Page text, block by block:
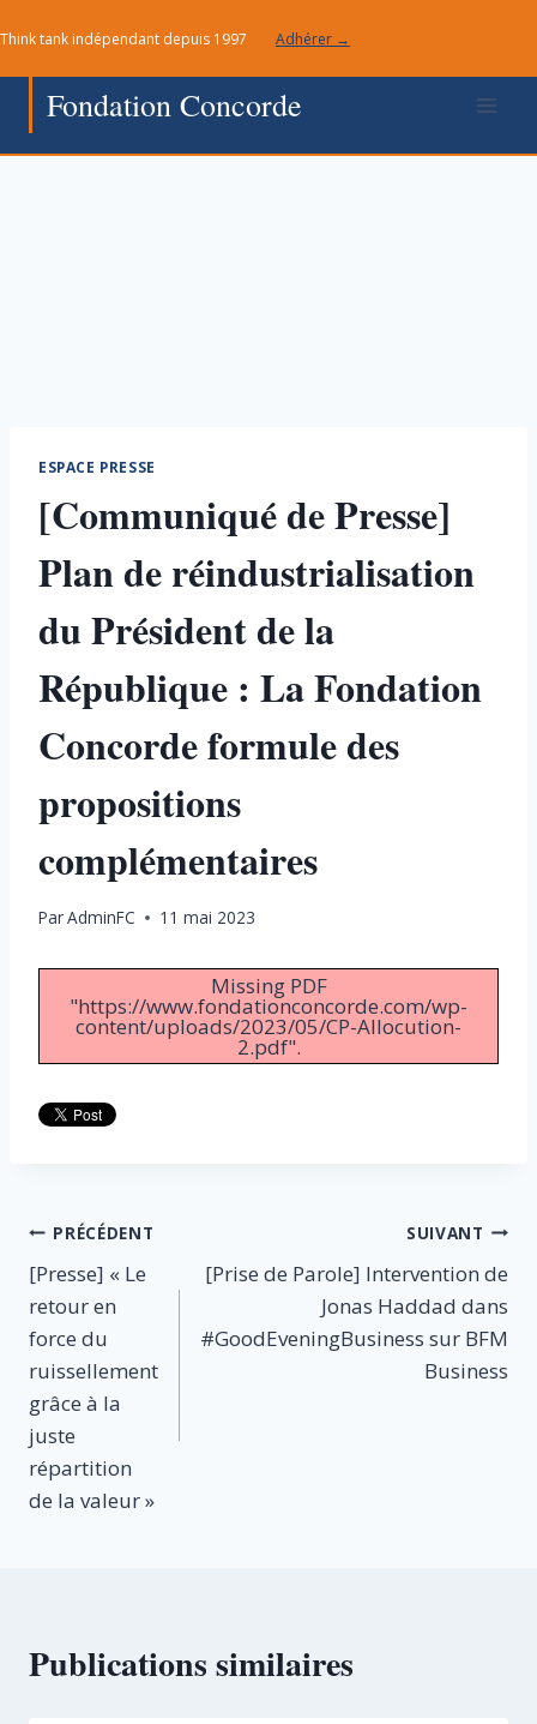
au
contenu
Think tank indépendant depuis 1997 Adhérer →
Fondation Concorde
ESPACE PRESSE
[Communiqué de Presse]
Plan de réindustrialisation
du Président de la
République : La Fondation
Concorde formule des
propositions
complémentaires
ParAdminFC 11 mai 2023
Missing PDF
"https://www.fondationconcorde.com/wp-
content/uploads/2023/05/CP-Allocution-
2.pdf".
Navigation
de
l’article
PRÉCÉDENT
[Presse] « Le
retour en
force du
ruissellement
grâce à la
juste
répartition
de la valeur »
SUIVANT
[Prise de Parole] Intervention de
Jonas Haddad dans
#GoodEveningBusiness sur BFM
Business
Publications similaires